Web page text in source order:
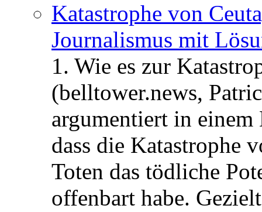
Katastrophe von
Journalismus mit
1. Wie es zur
(belltower.news,
argumentiert in
dass die Katastrophe
Toten das tödliche
offenbart habe.